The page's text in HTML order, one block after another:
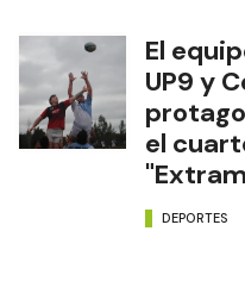
El
UP9 y
el
DEPORTES